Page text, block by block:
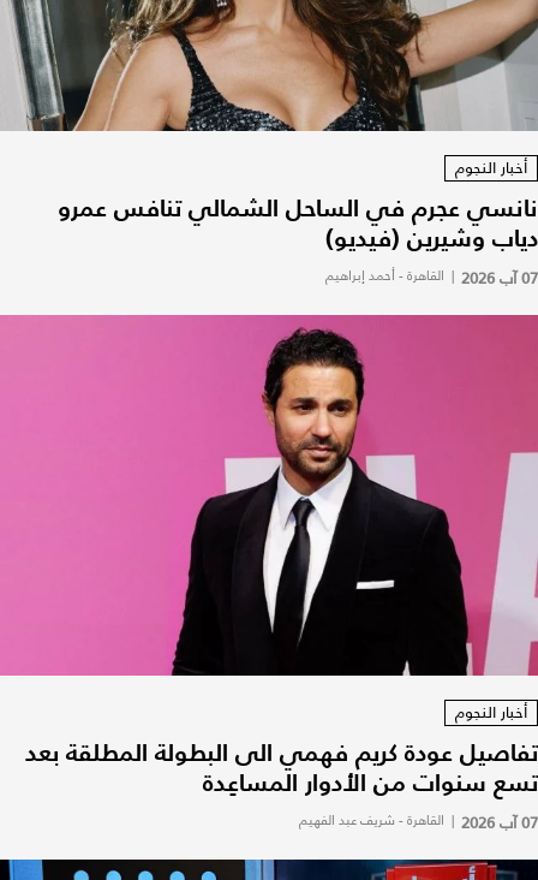
أخبار النجوم
نانسي عجرم في الساحل الشمالي تنافس عمرو
دياب وشيرين (فيديو)
07 آب 2026 | القاهرة - أحمد إبراهيم
أخبار النجوم
تفاصيل عودة كريم فهمي الى البطولة المطلقة بعد
تسع سنوات من الأدوار المساعِدة
07 آب 2026 | القاهرة - شريف عبد الفهيم